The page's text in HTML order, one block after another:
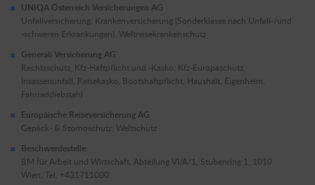
UNIQA Österreich Versicherungen AG
Unfallversicherung, Krankenversicherung (Sonderklasse nach Unfall-/und
-schweren Erkrankungen), Weltreisekrankenschutz
Generali Versicherung AG
Rechtsschutz, Kfz-Haftpflicht und -Kasko, Kfz-Europaschutz,
Insassenunfall, Reisekasko, Bootshaftpflicht, Haushalt, Eigenheim,
Fahrraddiebstahl
Beschwerdestelle:
BM für Arbeit und Wirtschaft, Abteilung VI/A/1, Stubenring 1, 1010
Wien, Tel. +431711000
Europäische Reiseversicherung AG
Gepäck- & Stornoschutz, Weltschutz